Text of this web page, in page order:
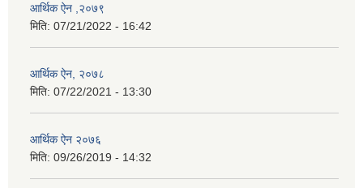
आर्थिक ऐन ,२०७९
मिति: 07/21/2022 - 16:42
आर्थिक ऐन, २०७८
मिति: 07/22/2021 - 13:30
आर्थिक ऐन २०७६
मिति: 09/26/2019 - 14:32